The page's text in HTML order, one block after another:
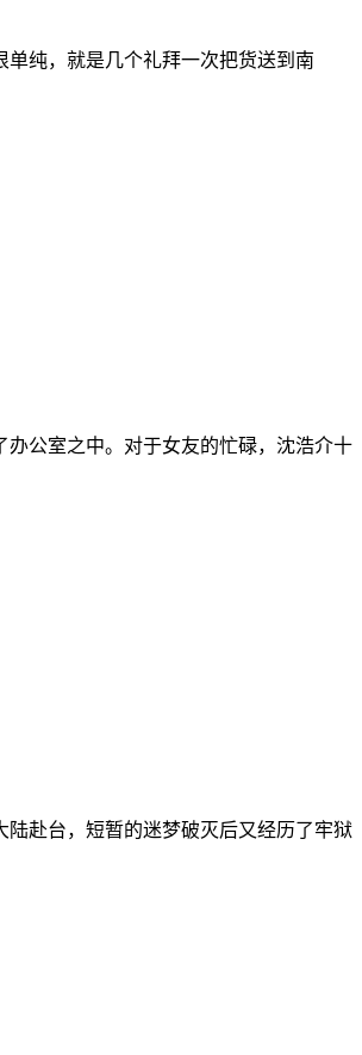
纯，就是几个礼拜一次把货送到南
公室之中。对于女友的忙碌，沈浩介十
赴台，短暂的迷梦破灭后又经历了牢狱